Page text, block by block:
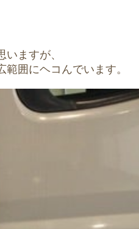
ますが、
囲にヘコんでいます。